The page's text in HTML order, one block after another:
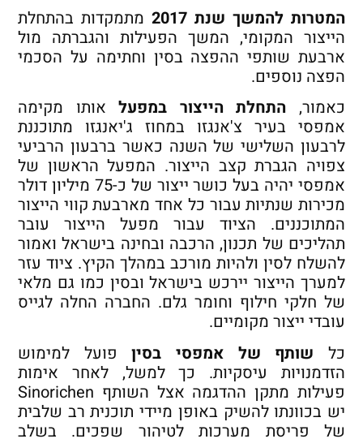
המטרות להמשך שנת 2017
מתמקדות בהתחלת
הייצור המקומי, המשך הפעילות והגברתה מול
ארבעת שותפי ההפצה בסין וחתימה על הסכמי
הפצה נוספים.
כאמור, התחלת הייצור במפעלאותו מקימה
אמפסי בעיר צ'אנגזו במחוז ג'יאנגזו מתוכננת
לרבעון השלישי של השנה כאשר ברבעון הרביעי
צפויה הגברת קצב הייצור. המפעל הראשון של
אמפסי יהיה בעל כושר ייצור של כ-75 מיליון דולר
מכירות שנתיות עבור כל אחד מארבעת קווי הייצור
המתוכננים. הציוד עבור מפעל הייצור עובר
תהליכים של תכנון, הרכבה ובחינה בישראל ואמור
להשלח לסין ולהיות מורכב במהלך הקיץ. ציוד עזר
למערך הייצור יירכש בישראל ובסין כמו גם מלאי
של חלקי חילוף וחומר גלם. החברה החלה לגייס
עובדי ייצור מקומיים.
כל שותף של אמפסי בסיןפועל למימוש
הזדמנויות עיסקיות. כך למשל, לאחר אימות
פעילות מתקן ההדגמה אצל השותף Sinorichen
יש בכוונתו להשיק באופן מיידי תוכנית רב שלבית
של פריסת מערכות לטיהור שפכים. בשלב